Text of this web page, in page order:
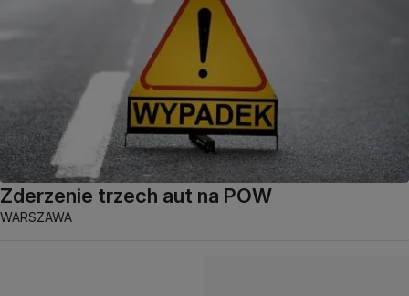
Zderzenie trzech aut na POW
WARSZAWA